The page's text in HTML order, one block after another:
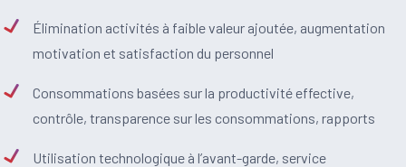
Élimination activités à faible valeur ajoutée, augmentation
motivation et satisfaction du personnel
Consommations basées sur la productivité effective,
contrôle, transparence sur les consommations, rapports
Utilisation technologique à l’avant-garde, service